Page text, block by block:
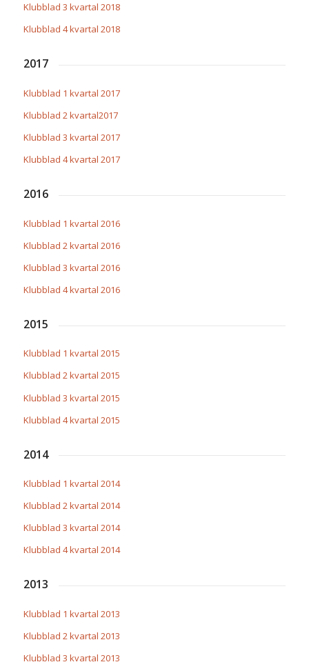
Klubblad 3 kvartal 2018
Klubblad 4 kvartal 2018
2017
Klubblad 1 kvartal 2017
Klubblad 2 kvartal2017
Klubblad 3 kvartal 2017
Klubblad 4 kvartal 2017
2016
Klubblad 1 kvartal 2016
Klubblad 2 kvartal 2016
Klubblad 3 kvartal 2016
Klubblad 4 kvartal 2016
2015
Klubblad 1 kvartal 2015
Klubblad 2 kvartal 2015
Klubblad 3 kvartal 2015
Klubblad 4 kvartal 2015
2014
Klubblad 1 kvartal 2014
Klubblad 2 kvartal 2014
Klubblad 3 kvartal 2014
Klubblad 4 kvartal 2014
2013
Klubblad 1 kvartal 2013
Klubblad 2 kvartal 2013
Klubblad 3 kvartal 2013